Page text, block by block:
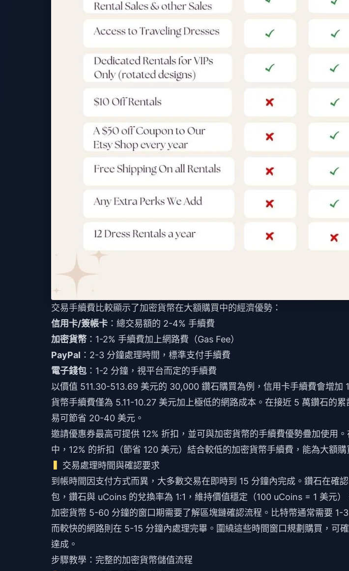
交易手續費比較顯示了加密貨幣在大額購買中的經濟優勢：
信用卡/簽帳卡 ：總交易額的 2-4% 手續費
加密貨幣 ：1-2% 手續費加上網路費（Gas Fee）
PayPal ：2-3 分鐘處理時間，標準支付手續費
電子錢包 ：1-2 分鐘，視平台而定的手續費
以價值 511.30-513.69 美元的 30,000 鑽石購買為例，信用卡手續費會增加
貨幣手續費僅為 5.11-10.27 美元加上極低的網路成本。在接近 5 萬鑽石的
易可節省 20-40 美元。
邀請優惠券最高可提供 12% 折扣，並可與加密貨幣的手續費優勢疊加使用
中，12% 的折扣（節省 120 美元）結合較低的加密貨幣手續費，能為大額購
交易處理時間與確認要求
到帳時間因支付方式而異，大多數交易在即時到 15 分鐘內完成。鑽石在確
包，鑽石與 uCoins 的兌換率為 1:1，維持價值穩定（100 uCoins = 1 美元）
加密貨幣 5-60 分鐘的窗口期需要了解區塊鏈確認流程。比特幣通常需要 1-
而較快的網路則在 5-15 分鐘內處理完畢。圍繞這些時間窗口規劃購買，可
達成。
步驟教學：完整的加密貨幣儲值流程